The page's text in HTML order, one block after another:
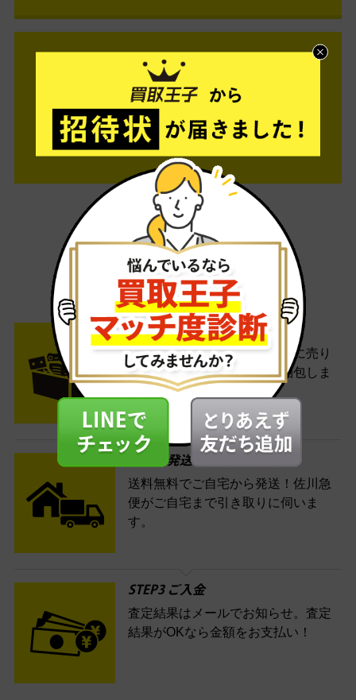
ご利用は簡単3ステップ
- FLOW -
STEP1 お申込み・梱包
ネットでお申込みしたら、箱に売り
たい商品をいろいろ詰めて梱包しま
STEP2 発送
送料無料でご自宅から発送！佐川急
便がご自宅まで引き取りに伺いま
す。
STEP3 ご入金
査定結果はメールでお知らせ。査定
結果がOKなら金額をお支払い！